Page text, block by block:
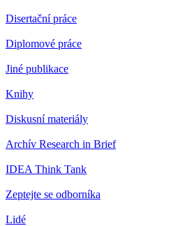
Disertační práce
Diplomové práce
Jiné publikace
Knihy
Diskusní materiály
Archív Research in Brief
IDEA Think Tank
Zeptejte se odborníka
Lidé